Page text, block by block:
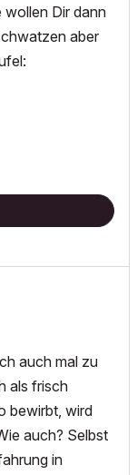
wollen Dir dann
aber
auch mal zu
als frisch
bewirbt, wird
auch? Selbst
in